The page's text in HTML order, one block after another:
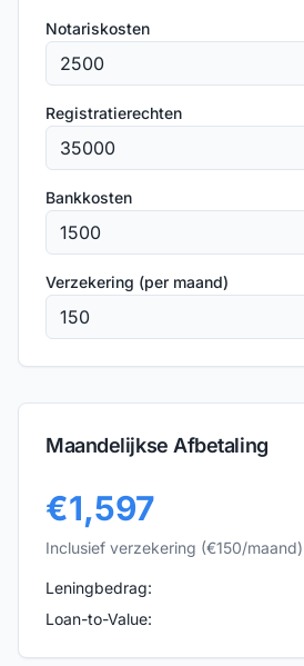
Notariskosten
Registratierechten
Bankkosten
Verzekering (per maand)
Maandelijkse Afbetaling
€1,597
Inclusief verzekering (€150/maand)
Leningbedrag:
Loan-to-Value: